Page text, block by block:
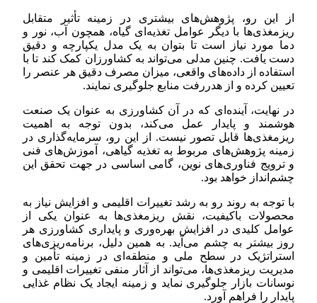
از این رو، پژوهش‌های بیشتری در زمینه تأثیر متقابل
ریزمغذی‌ها با دیگر عوامل تغذیه‌ای گیاه، همچون آب، نور و
دما مورد نیاز است تا بتوان به یک مدل یکپارچه و دقیق
دست یافت. چنین مدلی می‌تواند به کشاورزان کمک کند تا با
استفاده از داده‌های واقعی، میزان مصرف دقیق هر عنصر را
تعیین کرده و از هدررفت منابع جلوگیری نمایند.
در نهایت، آینده‌ای که در آن کشاورزی به عنوان یک صنعت
هوشمند و پایدار عمل می‌کند، بدون توجه به اهمیت
ریزمغذی‌ها قابل تصور نیست. از این رو، سرمایه‌گذاری در
زمینه پژوهش‌های مربوط به تغذیه گیاهی، آموزش‌های فنی
و ترویج فناوری‌های نوین، گامی اساسی در جهت تحقق این
چشم‌انداز خواهد بود.
با توجه به روند رو به رشد تغییرات اقلیمی و افزایش نیاز به
محصولات باکیفیت، نقش ریزمغذی‌ها به عنوان یکی از
عوامل کلیدی در افزایش بهره‌وری و پایداری کشاورزی هر
روز بیشتر به چشم می‌آید. به همین دلیل، برنامه‌ریزی‌های
استراتژیک در سطح ملی و منطقه‌ای در زمینه تأمین و
مدیریت ریزمغذی‌ها، می‌تواند از آثار منفی تغییرات اقلیمی و
نوسانات بازار جلوگیری نماید و زمینه ایجاد یک نظام غذایی
پایدار را فراهم آورد.